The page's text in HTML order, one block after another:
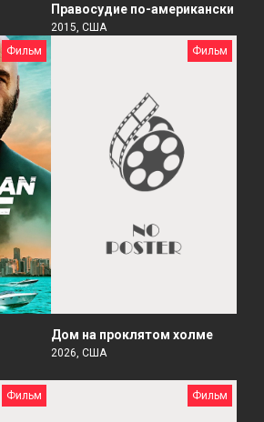
Правосудие по-американски
2015, США
Фильм
Фильм
Дом на проклятом холме
2026, США
Фильм Фильм